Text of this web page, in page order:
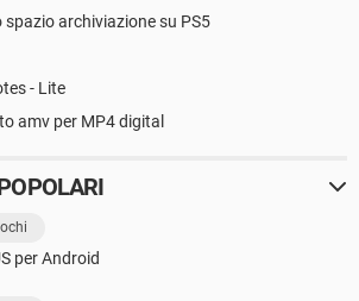
spazio archiviazione su PS5
- Lite
amv per MP4 digital
per Android